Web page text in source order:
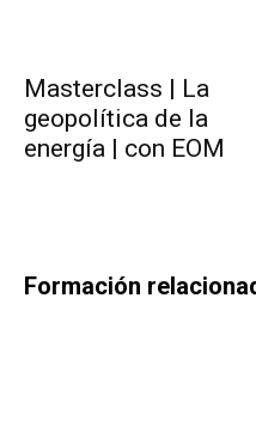
Masterclass | La
geopolítica de la
energía | con EOM
Formación